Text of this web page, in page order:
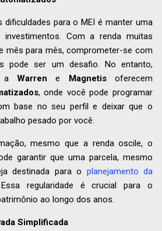
dificuldades para o MEI é manter uma
investimentos. Com a renda muitas
mês para mês, comprometer-se com
pode ser um desafio. No entanto,
a Warren e Magnetisoferecem
, onde você pode programar
base no seu perfil e deixar que o
pesado por você.
mesmo que a renda oscile, o
garantir que uma parcela, mesmo
destinada para o planejamento da
regularidade é crucial para o
ao longo dos anos.
Simplificada